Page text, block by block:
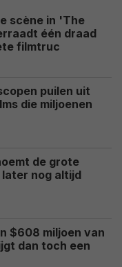
scène in 'The
één draad
filmtruc
puilen uit
die miljoenen
de grote
nog altijd
$608 miljoen van
dan toch een